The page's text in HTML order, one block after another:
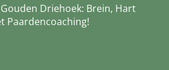
Driehoek: Brein, Hart
Paardencoaching!